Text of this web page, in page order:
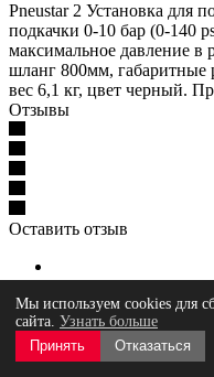
Pneustar 2 Установка для
подкачки 0-10 бар (0-140
максимальное давление в
шланг 800мм,
вес 6,1 кг, цвет черный.
Отзывы
Оставить отзыв
Загрузка отзывов...
Для юридических лиц и
Мы используем cookies для
сайта. Узнать больше
Принять
Отказаться